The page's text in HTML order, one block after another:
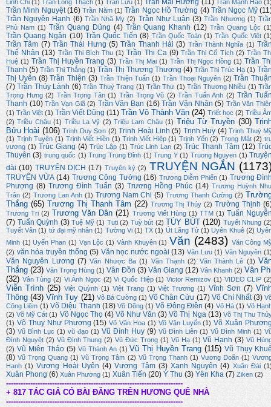
Linh Chi (1) Trần Long Thạch (1) Trần Lưu (1) Trần Mai Hường (11) Trần Mạnh Hảo
Trần Minh Nguyệt (16) Trần Năm (1) Trần Ngọc Hồ Trường (4) Trần Ngọc Mỹ
Trần Nguyên Hạnh (6) Trần Nhã My (2) Trần Như Luận (3) Trần Nhương (1)
Phù Nam (1) Trần Quang Dũng (4) Trần Quang Khanh (12) Trần Quang Lộc
Trần Quang Ngân (10) Trần Quốc Tiến (8) Trần Quốc Toàn (1) Trần Quốc Việt
Trần Tâm (7) Trần Thái Hưng (5) Trần Thanh Hải (3) Trần Thành Nghĩa (1)
Thế Nhân (13) Trần Thị Bích Thu (1) Trần Thi Ca (9) Trần Thị Cổ Tích (2) Trần
Huệ (1) Trần Thị Huyền Trang (3) Trần Thị Mai (1) Trần Thị Ngọc Hồng (1) Trần
Thanh (5) Trần Thị Thắng (1) Trần Thị Thương Thương (4) Trần Thị Trúc Hạ (1)
Thị Uyên (8) Trần Thiện (3) Trần Thiện Tuấn (1) Trần Thoại Nguyên (2) Trần
(7) Trần Thúy Lành (6) Trần Thuỳ Trang (1) Trần Thư (1) Trần Thương Nhiều (1)
Trọng Hưng (2) Trần Trọng Tân (1) Trần Trọng Vũ (2) Trần Tuấn Anh (2) Trần
Thanh (10) Trần Vạn Giã (2) Trần Văn Bạn (16) Trần Văn Nhân (5) Trần Văn
(1) Trần Việt (1) Trần Viết Dũng (11) Trần Võ Thành Văn (24) Triết học (2) Triều
(2) Triều Châu (1) Triều La Vỹ (2) Triệu Lam Châu (1) Triệu Từ Truyền (30)
Bửu Hoài (106) Trịnh Duy Sơn (2) Trịnh Hoài Linh (5) Trịnh Huy (4) Trịnh Thuỳ
(1) Trịnh Tuyên (1) Trịnh Viết Hiền (1) Trịnh Viết Hiệp (1) Trịnh Yến (2) Trọng Mật (2)
vương (1) Trúc Giang (4) Trúc Lập (1) Trúc Linh Lan (2) Trúc Thanh Tâm (12)
Thuyên (3) trung quốc (1) Trung Trung Đỉnh (1) Trung Y (1) Truong Nguyen (1)
dài (10) TRUYỆN DỊCH (17) Truyện ký (2) TRUYỆN NGẮN
TRUYỆN VỪA (14) Trương Công Tưởng (16) Trương Diễm Phiến (1) Trương
Phượng (8) Trương Đình Tuấn (3) Trương Hồng Phúc (14) Trương Huỳnh
Trân (2) Trương Lan Anh (1) Trương Nam Chi (5) Trương Thanh Cường (2)
Thắng (65) Trương Thị Thanh Tâm (22) Trương Thị Thúy (2) Trường Thịnh
Trương Tri (2) Trương Văn Dân (21) Trương Viết Hùng (1) TTM (1) Tuấn
(7) Tuấn Quỳnh (3) Tuệ Mỹ (1) Tuti (2) Tuỳ bút (2) TÙY BÚT (120) Tuyết Nhung
Tuyết Vân (1) tứ đại mỹ nhân (1) Tường Vi (1) TX (1) Út Lãng Tử (1) Uyên Khuê (2)
Minh (1) Uyển Phan (1) Vạn Lộc (1) Vành Khuyên (1) Văn (2483) Văn Công
(2) văn hóa truyền thống (5) Văn học nước ngoài (13) Văn Lưu (1) Văn Nguyên
Văn Nguyên Lương (7) Văn Nhược Ba (1) Văn Thạnh (2) Văn Thành Lê (1)
Thắng (23) Văn Trọng Hùng (1) Vân Đồn (3) Vân Giang (12) Vân Khanh (2) Vân
(32) Vân Tùng (2) Vi Ánh Ngọc (2) Vi Quốc Hiệp (1) Victor Remizov (1) VIDEO CLIP
Viễn Trình (25) Việt Quỳnh (1) Việt Trang (1) Việt Trương (1) Vĩnh Sơn (7)
Thông (43) Vĩnh Tuy (21) Võ Bá Cường (1) Võ Chân Cửu (17) Võ Chí Nhất (3)
Công Liêm (1) Võ Diệu Thanh (18) Võ Dõng (1) Võ Đông Điền (4) Võ Hà (1) Võ
(2) Võ Mỹ Cát (1) Võ Ngọc Thọ (4) Võ Như Văn (3) Võ Thị Nga (13) Võ Thị Thu
(1) Võ Thuỵ Như Phương (15) Võ Văn Hoa (1) Võ Văn Luyến (1) Võ Xuân
(3) Vũ Bình Lục (1) vũ đạo (1) Vũ Đình Huy (9) Vũ Đình Liên (1) Vũ Đình Minh (1)
Đình Nguyệt (2) Vũ Đình Thung (2) Vũ Đức Trọng (1) Vũ Hạ (1) Vũ Hạnh (3) Vũ
(2) Vũ Miên Thảo (5) Vũ Thành An (1) Vũ Thị Huyền Trang (115) Vũ Thụy
(8) Vũ Trọng Quang (1) Vũ Trọng Tâm (2) Vũ Trọng Thanh (1) Vương Doãn (1)
Hạnh (1) Vương Hoài Uyên (4) Vương Tâm (3) Xanh Nguyên (4) Xuân Đài
Xuân Phong (6) Xuân Phương (1) Xuân Tiến (20) Ý Thu (3) Yên Kha (7) Ziken (2)
-------------------------------------------------------------------------
+ 817 TÁC GIẢ CÓ BÀI ĐĂNG TRÊN HƯƠNG QUÊ NHÀ
-------------------------------------------------------------------------